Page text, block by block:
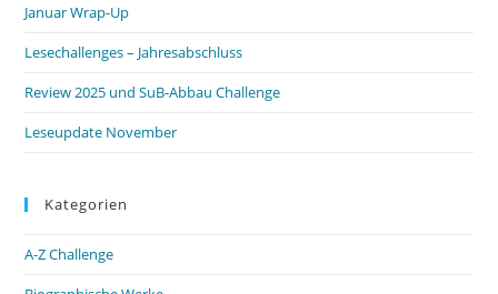
Januar Wrap-Up
Lesechallenges – Jahresabschluss
Review 2025 und SuB-Abbau Challenge
Leseupdate November
Kategorien
A-Z Challenge